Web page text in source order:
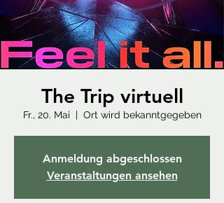
The Trip virtuell
Fr., 20. Mai
  |
Ort wird bekanntgegeben
Anmeldung abgeschlossen
Veranstaltungen ansehen